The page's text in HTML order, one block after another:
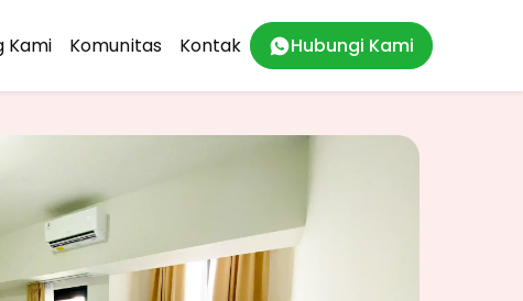
Kami Komunitas Kontak Hubungi Kami